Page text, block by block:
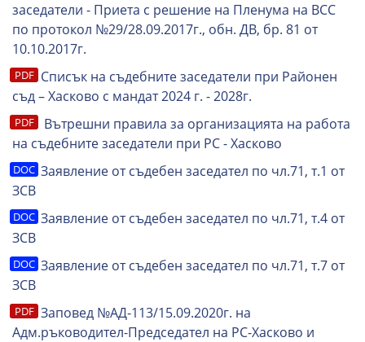
заседатели - Приета с решение на Пленума на ВСС
по протокол №29/28.09.2017г., обн. ДВ, бр. 81 от
10.10.2017г.
Списък на съдебните заседатели при Районен
съд – Хасково с мандат 2024 г. - 2028г.
Вътрешни правила за организацията на работа
на съдебните заседатели при РС - Хасково
Заявление от съдебен заседател по чл.71, т.1 от
ЗСВ
Заявление от съдебен заседател по чл.71, т.4 от
ЗСВ
Заявление от съдебен заседател по чл.71, т.7 от
ЗСВ
Заповед №АД-113/15.09.2020г. на
Адм.ръководител-Председател на РС-Хасково и